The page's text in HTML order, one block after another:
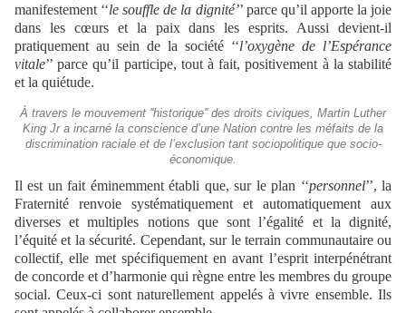
manifestement ‘‘le souffle de la dignité’’ parce qu’il apporte la joie
dans les cœurs et la paix dans les esprits. Aussi devient-il
pratiquement au sein de la société ‘‘l’oxygène de l’Espérance
vitale’’ parce qu’il participe, tout à fait, positivement à la stabilité
et la quiétude.
À travers le mouvement ''historique'' des droits civiques, Martin Luther
King Jr a incarné la conscience d’une Nation contre les méfaits de la
discrimination raciale et de l’exclusion tant sociopolitique que socio-
économique.
Il est un fait éminemment établi que, sur le plan ‘‘personnel’’, la
Fraternité renvoie systématiquement et automatiquement aux
diverses et multiples notions que sont l’égalité et la dignité,
l’équité et la sécurité. Cependant, sur le terrain communautaire ou
collectif, elle met spécifiquement en avant l’esprit interpénétrant
de concorde et d’harmonie qui règne entre les membres du groupe
social. Ceux-ci sont naturellement appelés à vivre ensemble. Ils